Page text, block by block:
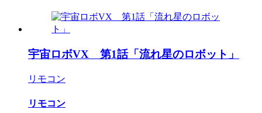
宇宙ロボVX 第1話「流れ星のロボット」
リモコン
リモコン